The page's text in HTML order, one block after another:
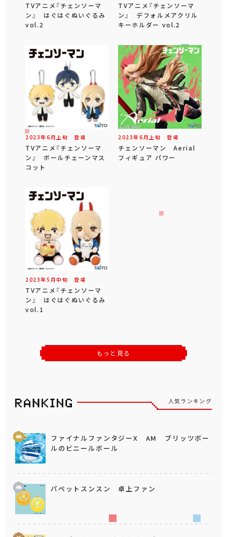
TVアニメ『チェンソーマ
ン』 はぐはぐぬいぐるみ
vol.2
TVアニメ『チェンソーマ
ン』 デフォルメアクリル
キーホルダー vol.2
2023年6 月 上旬 登場
TVアニメ『チェンソーマ
ン』 ボールチェーンマス
コット
2023年6 月 上旬 登場
チェンソーマン Aerial
フィギュア パワー
2023年5 月中旬 登場
TVアニメ『チェンソーマ
ン』 はぐはぐぬいぐるみ
vol.1
もっと見る
人気ランキング
ファイナルファンタジーX AM ブリッツボー
ルのビニールボール
パペットスンスン 卓上ファン